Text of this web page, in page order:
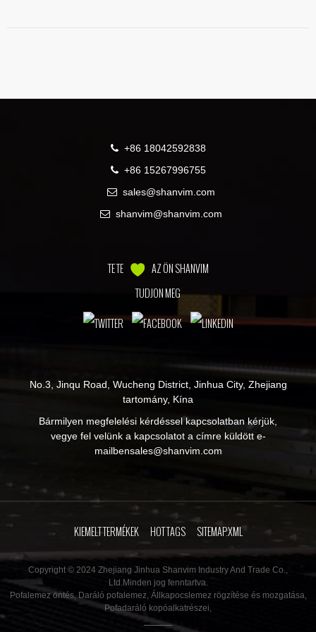
+86 18042592838
+86 15267996755
sales@shanvim.com
shanvim@shanvim.com
TE TE
AZ ÖN SHANVIM
TUDJON MEG
No.3, Jinqu Road, Wucheng District, Jinhua City, Zhejiang
tartomány, Kína
Bármilyen megfelelési kérdéssel kapcsolatban kérjük,
vegye fel velünk a kapcsolatot a címre küldött e-
mailbensales@shanvim.com
KIEMELT TERMÉKEK HOT TAGS SITEMAP.XML
Copyright © 2024 Zhejiang Jinhua Shanvim Industry And Trade Co.,
Ltd.Minden jog fenntartva.
Pofalemez öntés,Daráló pofalemez, Állkapocslemez rögzítése és mozgatása,
Pofadaráló kopóalkatrészei,